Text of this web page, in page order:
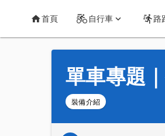
CT Yeh 公路車基地
首頁 自行車 路
運動知識 詳情
單車專題
裝備介紹